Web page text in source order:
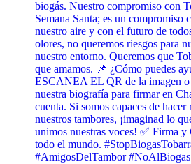
biogás. Nuestro compromiso con
Semana Santa; es un compromiso
nuestro aire y con el futuro de
olores, no queremos riesgos para
nuestro entorno. Queremos que
que amamos. 📌 ¿Cómo puedes
ESCANEA EL QR de la imagen o
nuestra biografía para firmar en
cuenta. Si somos capaces de
nuestros tambores, ¡imaginad lo
unimos nuestras voces! ✅ Firma y
todo el mundo.
#AmigosDelTambor